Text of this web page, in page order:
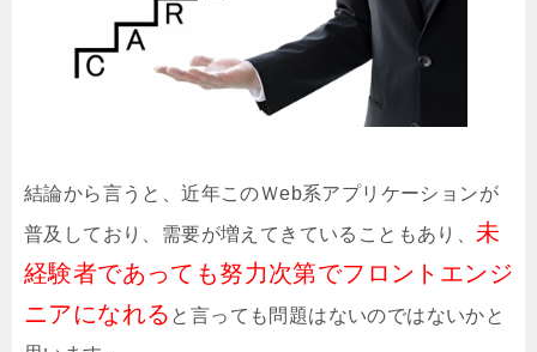
結論から言うと、近年このＷeb系アプリケーションが
普及しており、需要が増えてきていることもあり、 未
経験者であっても努力次第でフロントエンジ
ニアになれる と言っても問題はないのではないかと